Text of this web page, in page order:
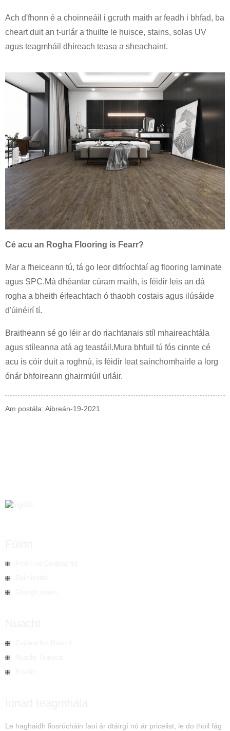
Ach d'fhonn é a choinneáil i gcruth maith ar feadh i bhfad, ba
cheart duit an t-urlár a thuilte le huisce, stains, solas UV
agus teagmháil dhíreach teasa a sheachaint.
Cé acu an Rogha Flooring is Fearr?
Mar a fheiceann tú, tá go leor difríochtaí ag flooring laminate
agus SPC.Má dhéantar cúram maith, is féidir leis an dá
rogha a bheith éifeachtach ó thaobh costais agus ilúsáide
d'úinéirí tí.
Braitheann sé go léir ar do riachtanais stíl mhaireachtála
agus stíleanna atá ag teastáil.Mura bhfuil tú fós cinnte cé
acu is cóir duit a roghnú, is féidir leat sainchomhairle a lorg
ónár bhfoireann ghairmiúil urláir.
Am postála: Aibreán-19-2021
Le haghaidh fiosrúcháin faoi ár dtáirgí nó ár pricelist, le do thoil fág